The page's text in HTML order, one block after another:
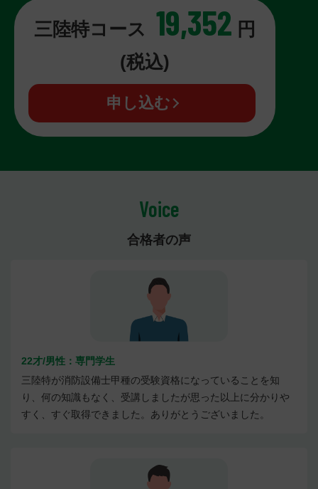
三陸特コース 19,352 円
(税込)
申し込む
Voice
合格者の声
22才/男性：専門学生
三陸特が消防設備士甲種の受験資格になっていることを知
り、何の知識もなく、受講しましたが思った以上に分かりや
すく、すぐ取得できました。ありがとうございました。